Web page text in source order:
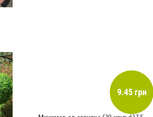
9.45 грн